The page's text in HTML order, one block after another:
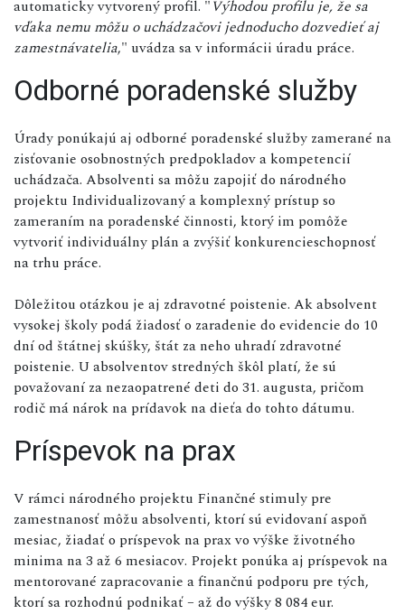
automaticky vytvorený profil. "Výhodou profilu je, že sa
vďaka nemu môžu o uchádzačovi jednoducho dozvedieť aj
zamestnávatelia," uvádza sa v informácii úradu práce.
Odborné poradenské služby
Úrady ponúkajú aj odborné poradenské služby zamerané na
zisťovanie osobnostných predpokladov a kompetencií
uchádzača. Absolventi sa môžu zapojiť do národného
projektu Individualizovaný a komplexný prístup so
zameraním na poradenské činnosti, ktorý im pomôže
vytvoriť individuálny plán a zvýšiť konkurencieschopnosť
na trhu práce.
Dôležitou otázkou je aj zdravotné poistenie. Ak absolvent
vysokej školy podá žiadosť o zaradenie do evidencie do 10
dní od štátnej skúšky, štát za neho uhradí zdravotné
poistenie. U absolventov stredných škôl platí, že sú
považovaní za nezaopatrené deti do 31. augusta, pričom
rodič má nárok na prídavok na dieťa do tohto dátumu.
Príspevok na prax
V rámci národného projektu Finančné stimuly pre
zamestnanosť môžu absolventi, ktorí sú evidovaní aspoň
mesiac, žiadať o príspevok na prax vo výške životného
minima na 3 až 6 mesiacov. Projekt ponúka aj príspevok na
mentorované zapracovanie a finančnú podporu pre tých,
ktorí sa rozhodnú podnikať – až do výšky 8 084 eur.